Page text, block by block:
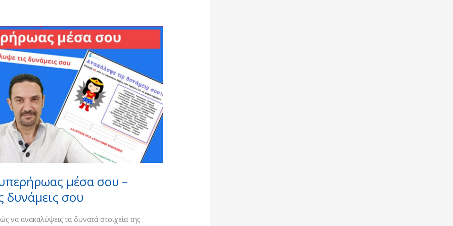
μέσα σου –
δυνάμεις σου
να ανακαλύψεις τα δυνατά στοιχεία της